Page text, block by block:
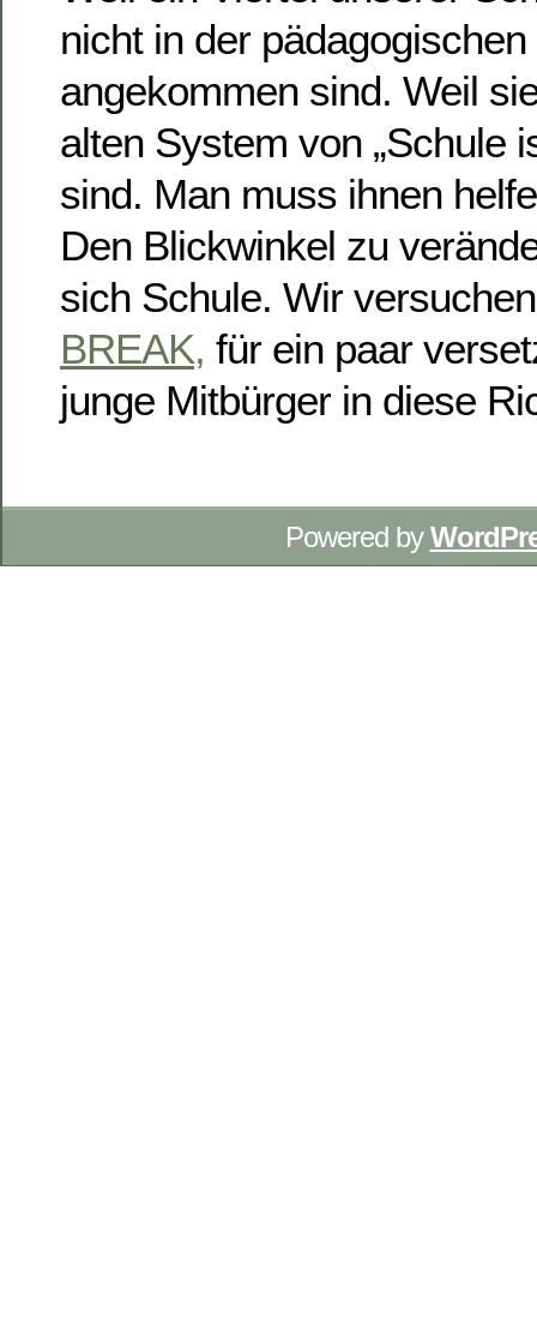
nicht in der
angekommen sind. Weil
alten System von „Schule
sind. Man muss ihnen
Den Blickwinkel zu
sich Schule. Wir
BREAK, für ein paar
junge Mitbürger in diese
Powered by